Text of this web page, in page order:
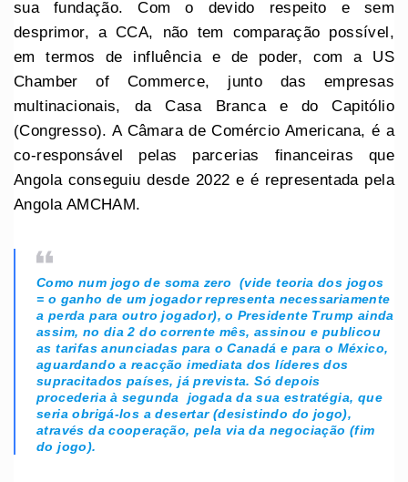
sua fundação. Com o devido respeito e sem
desprimor, a CCA, não tem comparação possível,
em termos de influência e de poder, com a US
Chamber of Commerce, junto das empresas
multinacionais, da Casa Branca e do Capitólio
(Congresso). A Câmara de Comércio Americana, é a
co-responsável pelas parcerias financeiras que
Angola conseguiu desde 2022 e é representada pela
Angola AMCHAM.
Como num jogo de soma zero (vide teoria dos jogos
= o ganho de um jogador representa necessariamente
a perda para outro jogador), o Presidente Trump ainda
assim, no dia 2 do corrente mês, assinou e publicou
as tarifas anunciadas para o Canadá e para o México,
aguardando a reacção imediata dos líderes dos
supracitados países, já prevista. Só depois
procederia à segunda jogada da sua estratégia, que
seria obrigá-los a desertar (desistindo do jogo),
através da cooperação, pela via da negociação (fim
do jogo).